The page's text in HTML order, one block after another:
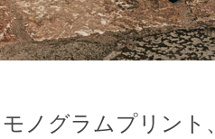
モノグラムプリント、